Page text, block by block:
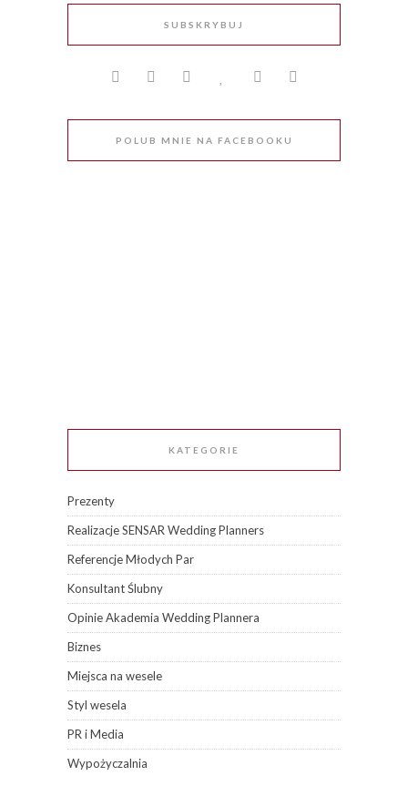
SUBSKRYBUJ
POLUB MNIE NA FACEBOOKU
KATEGORIE
Prezenty
Realizacje SENSAR Wedding Planners
Referencje Młodych Par
Konsultant Ślubny
Opinie Akademia Wedding Plannera
Biznes
Miejsca na wesele
Styl wesela
PR i Media
Wypożyczalnia